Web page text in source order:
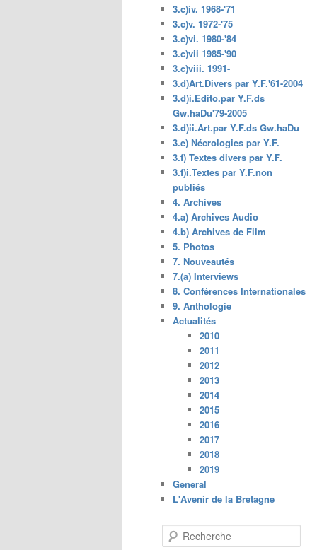
3.c)iv. 1968-'71
3.c)v. 1972-'75
3.c)vi. 1980-'84
3.c)vii 1985-'90
3.c)viii. 1991-
3.d)Art.Divers par Y.F.'61-2004
3.d)i.Edito.par Y.F.ds
Gw.haDu'79-2005
3.d)ii.Art.par Y.F.ds Gw.haDu
3.e) Nécrologies par Y.F.
3.f) Textes divers par Y.F.
3.f)i.Textes par Y.F.non
publiés
4. Archives
4.a) Archives Audio
4.b) Archives de Film
5. Photos
7. Nouveautés
7.(a) Interviews
8. Conférences Internationales
9. Anthologie
Actualités
2010
2011
2012
2013
2014
2015
2016
2017
2018
2019
General
L'Avenir de la Bretagne
e